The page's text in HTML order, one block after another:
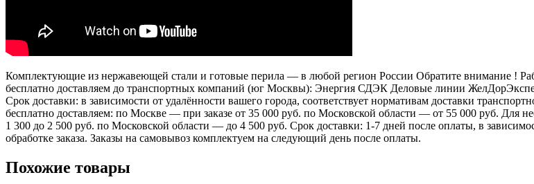
Комплектующие из нержавеющей стали и готовые перила — в любой регион России Обратите внимание !
бесплатно доставляем до транспортных компаний (юг Москвы): Энергия СДЭК Деловые линии
Срок доставки: в зависимости от удалённости вашего города, соответствует нормативам доставки
бесплатно доставляем: по Москве — при заказе от 35 000 руб. по Московской области — от 55 000 руб. Для
1 300 до 2 500 руб. по Московской области — до 4 500 руб. Срок доставки: 1-7 дней после оплаты, в
обработке заказа. Заказы на самовывоз комплектуем на следующий день после оплаты.
Похожие товары